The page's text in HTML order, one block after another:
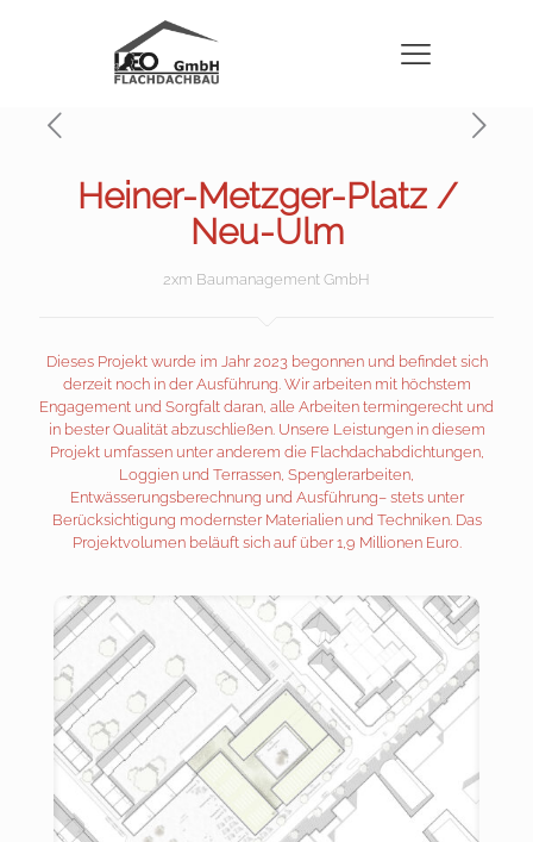
Heiner-Metzger-Platz /
Neu-Ulm
2xm Baumanagement GmbH
Dieses Projekt wurde im Jahr 2023 begonnen und befindet sich
derzeit noch in der Ausführung. Wir arbeiten mit höchstem
Engagement und Sorgfalt daran, alle Arbeiten termingerecht und
in bester Qualität abzuschließen. Unsere Leistungen in diesem
Projekt umfassen unter anderem die Flachdachabdichtungen,
Loggien und Terrassen, Spenglerarbeiten,
Entwässerungsberechnung und Ausführung– stets unter
Berücksichtigung modernster Materialien und Techniken. Das
Projektvolumen beläuft sich auf über 1,9 Millionen Euro.